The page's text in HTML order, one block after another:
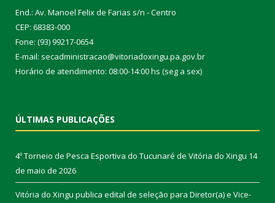
End.: Av. Manoel Felix de Farias s/n - Centro
CEP: 68383-000
Fone: (93) 99217-0654
E-mail: secadministracao@vitoriadoxingu.pa.gov.br
Horário de atendimento: 08:00-14:00 hs (seg a sex)
ÚLTIMAS PUBLICAÇÕES
4º Torneio de Pesca Esportiva do Tucunaré de Vitória do Xingu 14
de maio de 2026
Vitória do Xingu publica edital de seleção para Diretor(a) e Vice-